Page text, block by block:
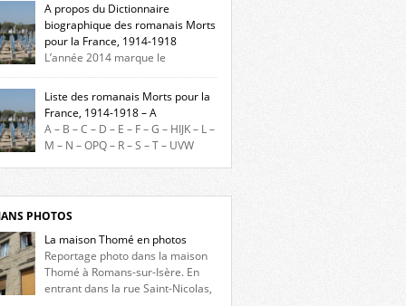
A propos du Dictionnaire
biographique des romanais Morts
pour la France, 1914-1918
L’année 2014 marque le
du début de la Première Guerre
et ce dictionnaire biographique veut
hommage aux romanais Morts pour la
durant ce conflit. La base de cette
historique est constituée des noms
sur les plaques commémoratives de
de Ville, du lycée du Dauphiné et du lycée
Liste des romanais Morts pour la
France, 1914-1918 – A
A – B – C – D – E – F – G – HIJK – L –
M – N – OPQ – R – S – T – UVW
lettre. Liste des romanais […]
PHOTOS
La maison Thomé en photos
Reportage photo dans la maison
Thomé à Romans-sur-Isère. En
entrant dans la rue Saint-Nicolas,